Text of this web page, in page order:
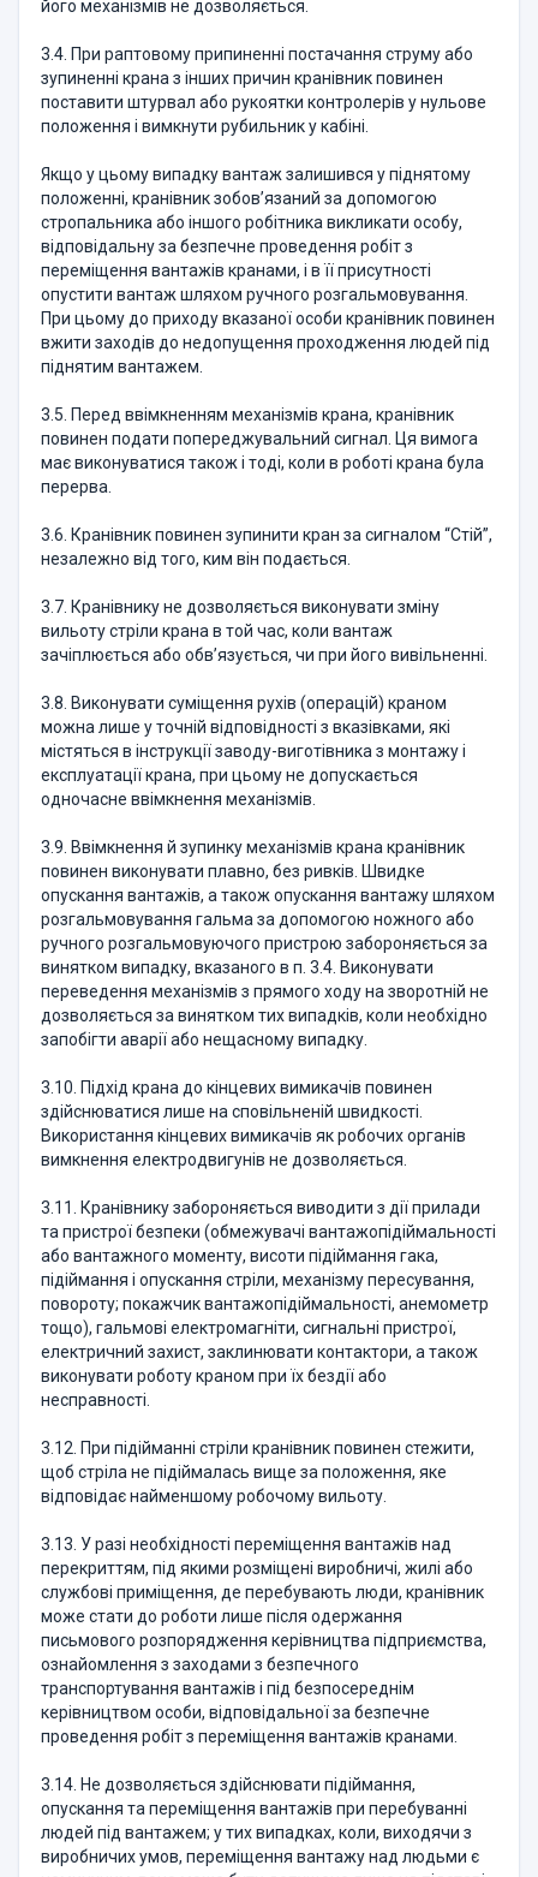
його механізмів не дозволяється.
3.4. При раптовому припиненні постачання струму або
зупиненні крана з інших причин кранівник повинен
поставити штурвал або рукоятки контролерів у нульове
положення і вимкнути рубильник у кабіні.
Якщо у цьому випадку вантаж залишився у піднятому
положенні, кранівник зобов’язаний за допомогою
стропальника або іншого робітника викликати особу,
відповідальну за безпечне проведення робіт з
переміщення вантажів кранами, і в її присутності
опустити вантаж шляхом ручного розгальмовування.
При цьому до приходу вказаної особи кранівник повинен
вжити заходів до недопущення проходження людей під
піднятим вантажем.
3.5. Перед ввімкненням механізмів крана, кранівник
повинен подати попереджувальний сигнал. Ця вимога
має виконуватися також і тоді, коли в роботі крана була
перерва.
3.6. Кранівник повинен зупинити кран за сигналом “Стій”,
незалежно від того, ким він подається.
3.7. Кранівнику не дозволяється виконувати зміну
вильоту стріли крана в той час, коли вантаж
зачіплюється або обв’язується, чи при його вивільненні.
3.8. Виконувати суміщення рухів (операцій) краном
можна лише у точній відповідності з вказівками, які
містяться в інструкції заводу-виготівника з монтажу і
експлуатації крана, при цьому не допускається
одночасне ввімкнення механізмів.
3.9. Ввімкнення й зупинку механізмів крана кранівник
повинен виконувати плавно, без ривків. Швидке
опускання вантажів, а також опускання вантажу шляхом
розгальмовування гальма за допомогою ножного або
ручного розгальмовуючого пристрою забороняється за
винятком випадку, вказаного в п. 3.4. Виконувати
переведення механізмів з прямого ходу на зворотній не
дозволяється за винятком тих випадків, коли необхідно
запобігти аварії або нещасному випадку.
3.10. Підхід крана до кінцевих вимикачів повинен
здійснюватися лише на сповільненій швидкості.
Використання кінцевих вимикачів як робочих органів
вимкнення електродвигунів не дозволяється.
3.11. Кранівнику забороняється виводити з дії прилади
та пристрої безпеки (обмежувачі вантажопідіймальності
або вантажного моменту, висоти підіймання гака,
підіймання і опускання стріли, механізму пересування,
повороту; покажчик вантажопідіймальності, анемометр
тощо), гальмові електромагніти, сигнальні пристрої,
електричний захист, заклинювати контактори, а також
виконувати роботу краном при їх бездії або
несправності.
3.12. При підійманні стріли кранівник повинен стежити,
щоб стріла не підіймалась вище за положення, яке
відповідає найменшому робочому вильоту.
3.13. У разі необхідності переміщення вантажів над
перекриттям, під якими розміщені виробничі, жилі або
службові приміщення, де перебувають люди, кранівник
може стати до роботи лише після одержання
письмового розпорядження керівництва підприємства,
ознайомлення з заходами з безпечного
транспортування вантажів і під безпосереднім
керівництвом особи, відповідальної за безпечне
проведення робіт з переміщення вантажів кранами.
3.14. Не дозволяється здійснювати підіймання,
опускання та переміщення вантажів при перебуванні
людей під вантажем; у тих випадках, коли, виходячи з
виробничих умов, переміщення вантажу над людьми є